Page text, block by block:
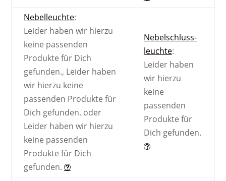
Nebel­leuchte:
Leider haben wir hierzu
keine passenden
Produkte für Dich
gefunden., Leider haben
wir hierzu keine
passenden Produkte für
Dich gefunden. oder
Leider haben wir hierzu
keine passenden
Produkte für Dich
gefunden.
Nebel­schluss­
leuchte:
Leider haben
wir hierzu
keine
passenden
Produkte für
Dich gefunden.